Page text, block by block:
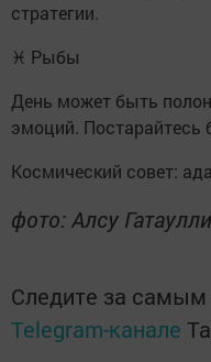
стратегии.
♓ Рыбы
День может быть
эмоций. Постарайтесь
Космический совет:
фото: Алсу
Следите за
Telegram-канале